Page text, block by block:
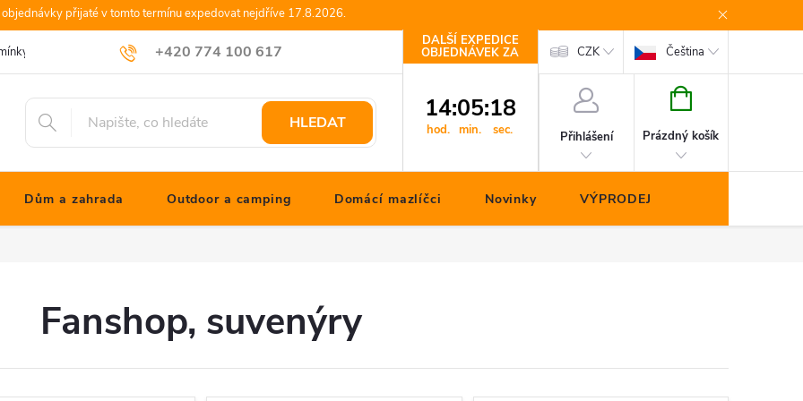
přijaté v tomto termínu expedovat nejdříve 17.8.2026.
+420 774 100 617
info@jonathanshop.cz
Podmínky ochrany osobních údajů Blog JONATHANshop.cz Kontakty CZK Čeština
HLEDAT
DALŠÍ EXPEDICE
OBJEDNÁVEK ZA
14
hod.
:05
min.
:17
sec. Přihlášení
NÁKUPNÍ
Prázdný košík
Dům a zahrada Outdoor a camping Domácí mazlíčci Novinky VÝPRODEJ
Fanshop, suvenýry